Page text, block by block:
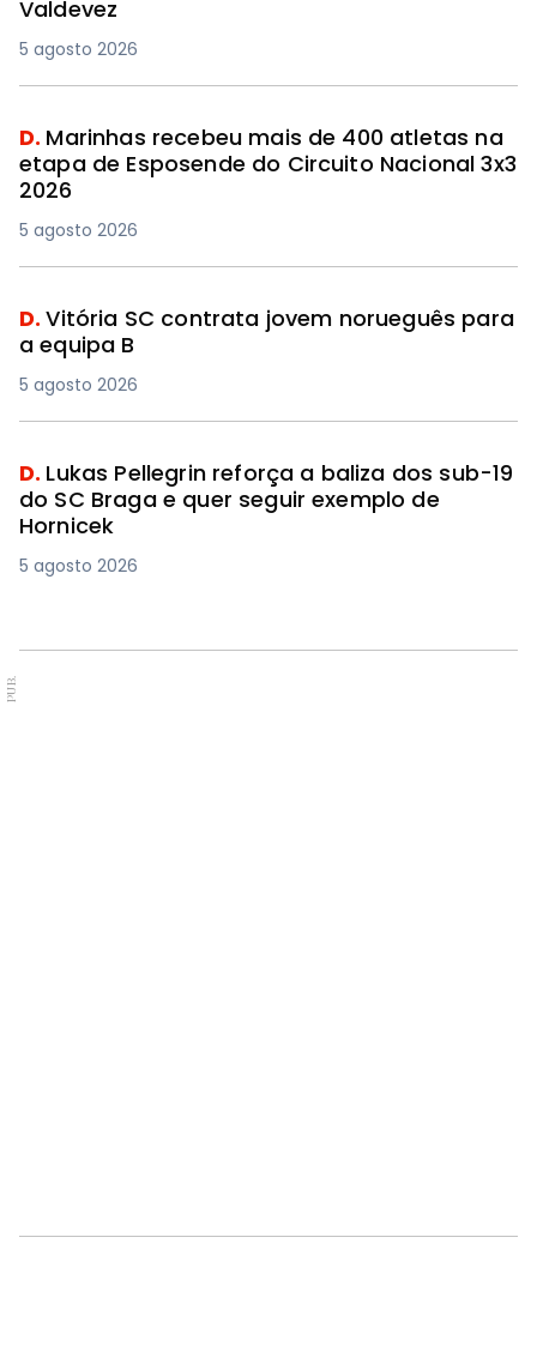
Valdevez
5 agosto 2026
D. Marinhas recebeu mais de 400 atletas na
etapa de Esposende do Circuito Nacional 3x3
2026
5 agosto 2026
D.Vitória SC contrata jovem norueguês para
a equipa B
5 agosto 2026
D. Lukas Pellegrin reforça a baliza dos sub-19
do SC Braga e quer seguir exemplo de
Hornicek
5 agosto 2026
PUB.